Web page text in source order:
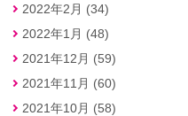
2022年2月 (34)
2022年1月 (48)
2021年12月 (59)
2021年11月 (60)
2021年10月 (58)